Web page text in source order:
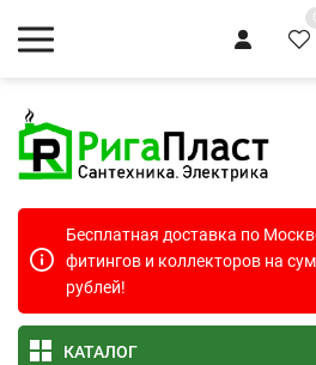
Бесплатная доставка по
фитингов и коллекторов на
рублей!
КАТАЛОГ